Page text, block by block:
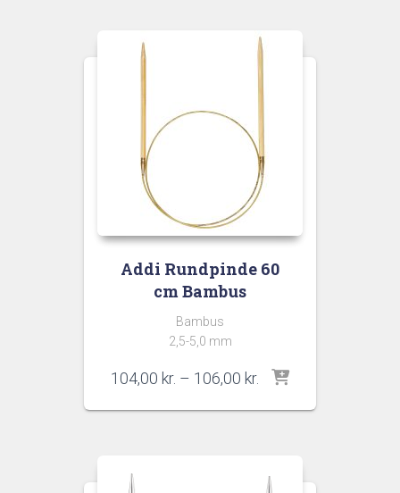
Addi Rundpinde 60
cm Bambus
Bambus
2,5-5,0 mm
104,00 kr. – 106,00 kr. Prisinterval:
til